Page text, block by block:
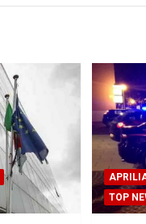
TOP